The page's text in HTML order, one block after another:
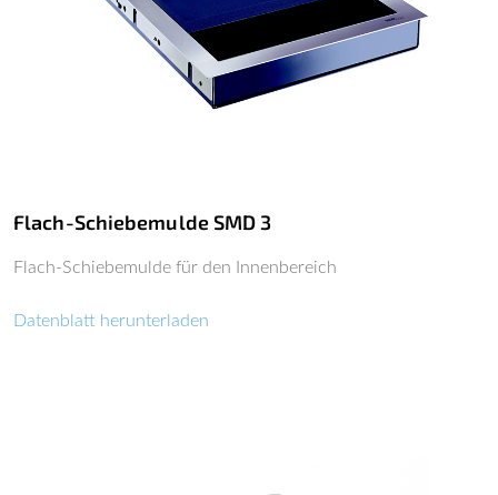
Flach-Schiebemulde SMD 3
Flach-Schiebemulde für den Innenbereich
Datenblatt herunterladen